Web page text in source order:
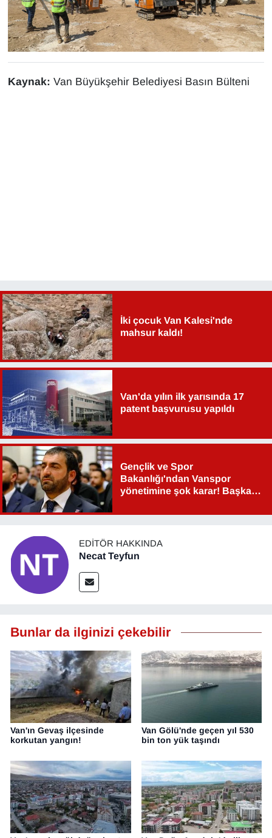
Kaynak: Van Büyükşehir Belediyesi Basın Bülteni
İki çocuk Van Kalesi'nde
mahsur kaldı!
Van'da yılın ilk yarısında 17
patent başvurusu yapıldı
Gençlik ve Spor
Bakanlığı'ndan Vanspor
yönetimine şok karar! Başkan
EDITÖR HAKKINDA
Necat Teyfun
Bunlar da ilginizi çekebilir
Van'ın Gevaş ilçesinde
korkutan yangın!
Van Gölü'nde geçen yıl 530
bin ton yük taşındı